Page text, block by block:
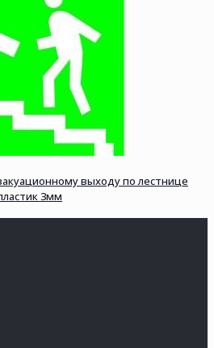
выходу по лестнице
3мм